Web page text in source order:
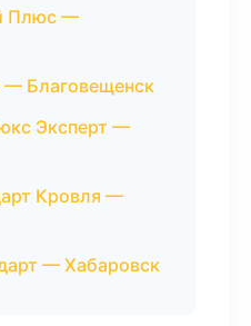
Плюс —
Благовещенск
Эксперт —
Кровля —
— Хабаровск